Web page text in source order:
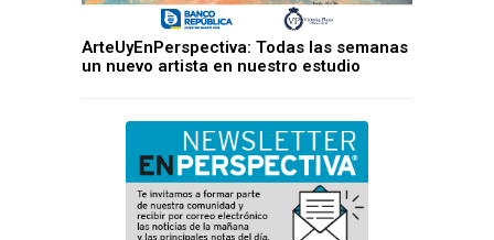
ArteUyEnPerspectiva: Todas las semanas
un nuevo artista en nuestro estudio